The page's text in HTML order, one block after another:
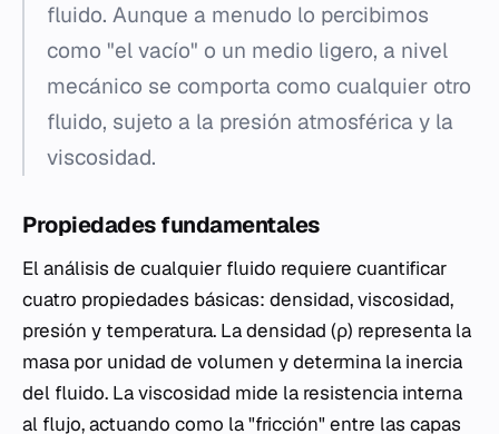
fluido. Aunque a menudo lo percibimos
como "el vacío" o un medio ligero, a nivel
mecánico se comporta como cualquier otro
fluido, sujeto a la presión atmosférica y la
viscosidad.
Propiedades fundamentales
El análisis de cualquier fluido requiere cuantificar
cuatro propiedades básicas: densidad, viscosidad,
presión y temperatura. La densidad (ρ) representa la
masa por unidad de volumen y determina la inercia
del fluido. La viscosidad mide la resistencia interna
al flujo, actuando como la "fricción" entre las capas